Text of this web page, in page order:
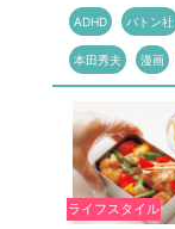
ADHD バトン社
本田秀夫 漫画
ライフスタイル